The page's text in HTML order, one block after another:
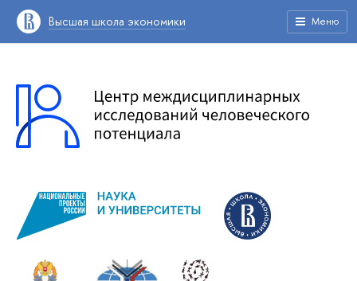
Высшая школа экономики Меню